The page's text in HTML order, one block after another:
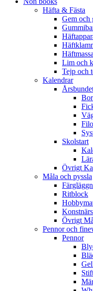
Häfta & Fästa
Gem och
Lim och
Tejp och
Kalendrar
Skolstart
Övrigt
Måla och pyssla
Ritblock
Övrigt
Pennor och
Pennor